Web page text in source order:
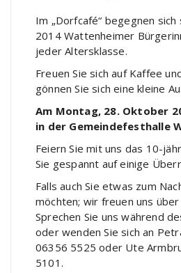
Im „Dorfcafé“ begegnen
2014 Wattenheimer
jeder Altersklasse.
Freuen Sie sich auf Kaffee
gönnen Sie sich eine kleine
Am Montag, 28. Oktober
in der Gemeindefesthalle
Feiern Sie mit uns das 10-
Sie gespannt auf einige
Falls auch Sie etwas zum
möchten; wir freuen uns
Sprechen Sie uns während
oder wenden Sie sich an
06356 5525 oder Ute
5101.